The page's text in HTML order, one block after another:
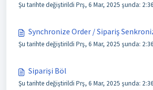
Şu tarihte değiştirildi Prş, 6 Mar, 2025 şunda:
Synchronize Order / Sipariş
Şu tarihte değiştirildi Prş, 6 Mar, 2025 şunda:
Siparişi Böl
Şu tarihte değiştirildi Prş, 6 Mar, 2025 şunda: